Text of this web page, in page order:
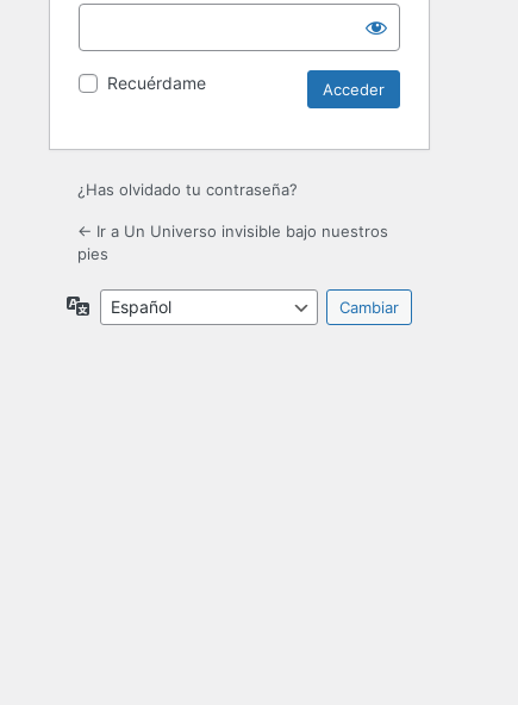
Recuérdame
¿Has olvidado tu contraseña?
← Ir a Un Universo invisible bajo nuestros
pies
Idioma